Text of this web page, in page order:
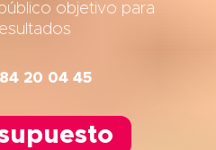
objetivo para
20 04 45